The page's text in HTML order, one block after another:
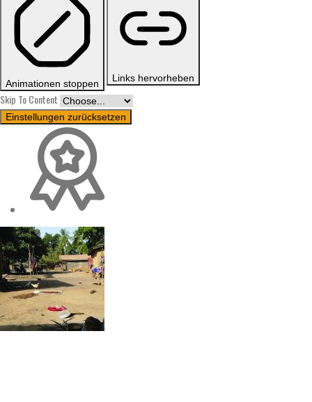
Animationen stoppen Links hervorheben
Skip To Content
Einstellungen zurücksetzen